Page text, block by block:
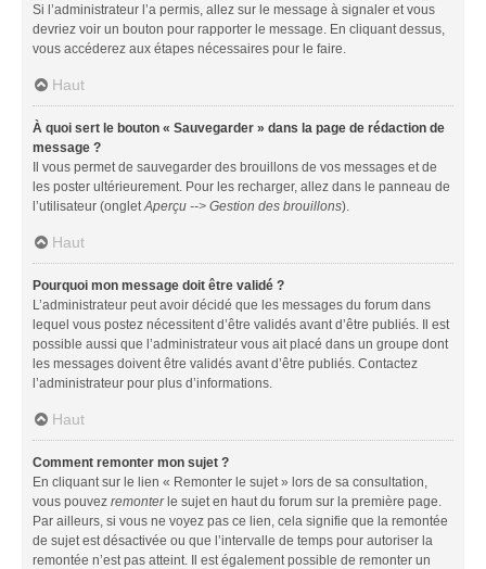
Si l’administrateur l’a permis, allez sur le message à signaler et vous
devriez voir un bouton pour rapporter le message. En cliquant dessus,
vous accéderez aux étapes nécessaires pour le faire.
Haut
À quoi sert le bouton « Sauvegarder » dans la page de rédaction de
message ?
Il vous permet de sauvegarder des brouillons de vos messages et de
les poster ultérieurement. Pour les recharger, allez dans le panneau de
l’utilisateur (onglet Aperçu --> Gestion des brouillons).
Haut
Pourquoi mon message doit être validé ?
L’administrateur peut avoir décidé que les messages du forum dans
lequel vous postez nécessitent d’être validés avant d’être publiés. Il est
possible aussi que l’administrateur vous ait placé dans un groupe dont
les messages doivent être validés avant d’être publiés. Contactez
l’administrateur pour plus d’informations.
Haut
Comment remonter mon sujet ?
En cliquant sur le lien « Remonter le sujet » lors de sa consultation,
vous pouvez remonterle sujet en haut du forum sur la première page.
Par ailleurs, si vous ne voyez pas ce lien, cela signifie que la remontée
de sujet est désactivée ou que l’intervalle de temps pour autoriser la
remontée n’est pas atteint. Il est également possible de remonter un